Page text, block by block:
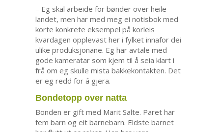
– Eg skal arbeide for bønder over heile
landet, men har med meg ei notisbok med
korte konkrete eksempel på korleis
kvardagen opplevast her i fylket innafor dei
ulike produksjonane. Eg har avtale med
gode kameratar som kjem til å seia klart i
frå om eg skulle mista bakkekontakten. Det
er eg redd for å gjera.
Bondetopp over natta
Bonden er gift med Marit Salte. Paret har
fem barn og eit barnebarn. Eldste barnet